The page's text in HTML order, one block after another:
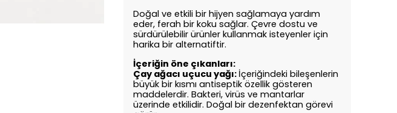
Doğal ve etkili bir hijyen sağlamaya yardım
eder, ferah bir koku sağlar. Çevre dostu ve
sürdürülebilir ürünler kullanmak isteyenler için
harika bir alternatiftir.
İçeriğin öne çıkanları:
Çay ağacı uçucu yağı: İçeriğindeki bileşenlerin
büyük bir kısmı antiseptik özellik gösteren
maddelerdir. Bakteri, virüs ve mantarlar
üzerinde etkilidir. Doğal bir dezenfektan görevi